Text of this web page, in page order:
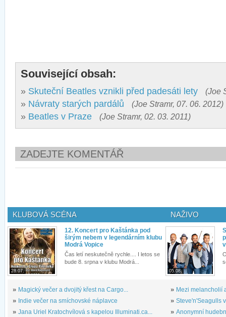
Související obsah:
» Skuteční Beatles vznikli před padesáti lety (Joe
» Návraty starých pardálů (Joe Stramr, 07. 06. 2012)
» Beatles v Praze (Joe Stramr, 02. 03. 2011)
ZADEJTE KOMENTÁŘ
KLUBOVÁ SCÉNA
28.07.
12. Koncert pro Kaštánka pod
širým nebem v legendárním klubu
Modrá Vopice
Čas letí neskutečně rychle.... I letos se
bude 8. srpna v klubu Modrá...
» Magický večer a dvojitý křest na Cargo...
» Indie večer na smíchovské náplavce
» Jana Uriel Kratochvílová s kapelou Illuminati.ca...
NAŽIVO
05.08.
» Mezi melancholií
» Steve'n'Seagulls
» Anonymní